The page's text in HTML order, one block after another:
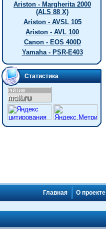
Ariston - Margherita 2000
(ALS 88 X)
Ariston - AVSL 105
Ariston - AVL 100
Canon - EOS 400D
Yamaha - PSR-E403
Статистика
Главная О проекте